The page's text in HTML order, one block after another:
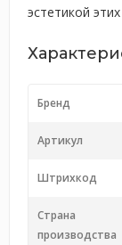
эстетикой
Бренд
Артикул
Штрихкод
Страна
производства